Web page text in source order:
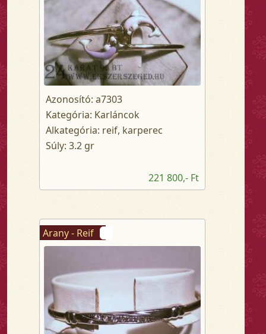
Azonosító: a7303
Kategória: Karláncok
Alkategória: reif, karperec
Súly: 3.2 gr
221 800,- Ft
Arany - Reif